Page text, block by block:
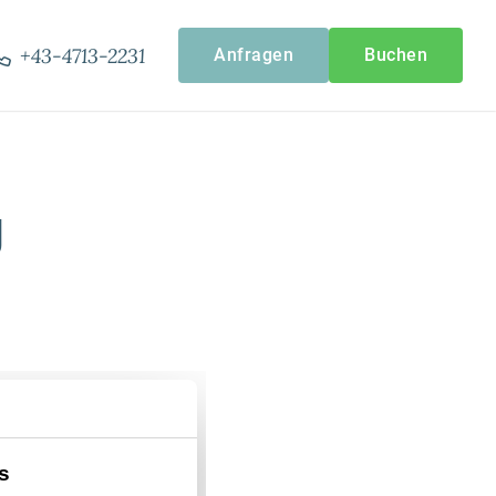
+43-4713-2231 Anfragen Buchen